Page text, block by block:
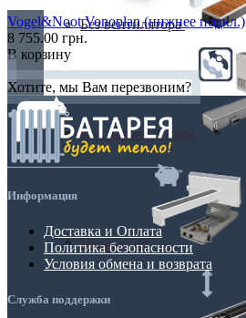
Без вентилятора
Климаконвекторы
Недорогие
Vogel&Noot Vonoplan (нижнее подкл.)
8 755.00 грн.
В корзину
Хотите, мы Вам перезвоним?
Информация
Доставка и Оплата
Политика безопасности
Условия обмена и возврата
Служба поддержки